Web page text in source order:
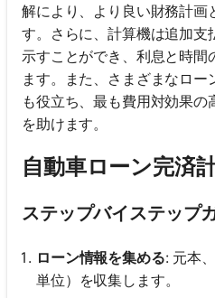
解により、より良い財務計画
す。さらに、計算機は追加支
示すことができ、利息と時間
ます。また、さまざまなロ
も役立ち、最も費用対効果の
を助けます。
自動車ローン完済
ステップバイステップ
ローン情報を集める: 元本
単位）を収集します。